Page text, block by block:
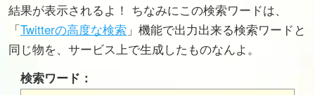
結果が表示されるよ！ ちなみにこの検索ワードは、
「Twitterの高度な検索 」機能で出力出来る検索ワードと
同じ物を、サービス上で生成したものなんよ。
検索ワード：